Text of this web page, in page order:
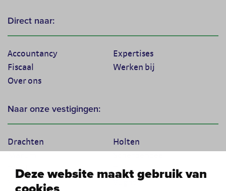
Deze website maakt gebruik van
Direct naar:
Accountancy
Expertises
Fiscaal
Werken bij
Over ons
Naar onze vestigingen:
Drachten
Holten
Texel
Tiel
Veenendaal